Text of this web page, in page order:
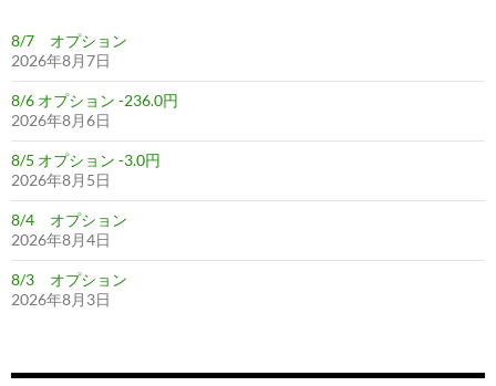
8/7 オプション
2026年8月7日
8/6 オプション -236.0円
2026年8月6日
8/5 オプション -3.0円
2026年8月5日
8/4 オプション
2026年8月4日
8/3 オプション
2026年8月3日